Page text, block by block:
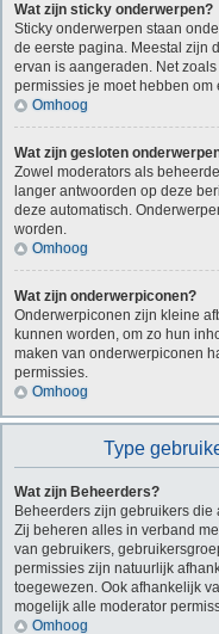
Wat zijn sticky onderwerpen?
Sticky onderwerpen staan
de eerste pagina. Meestal zijn
ervan is aangeraden. Net
permissies je moet hebben
Omhoog
Wat zijn gesloten
Zowel moderators als
langer antwoorden op deze
deze automatisch.
worden.
Omhoog
Wat zijn onderwerpiconen?
Onderwerpiconen zijn kleine
kunnen worden, om zo hun
maken van onderwerpiconen
permissies.
Omhoog
Type
Wat zijn Beheerders?
Beheerders zijn gebruikers
Zij beheren alles in verband
van gebruikers,
permissies zijn natuurlijk
toegewezen. Ook afhankelijk
mogelijk alle moderator
Omhoog